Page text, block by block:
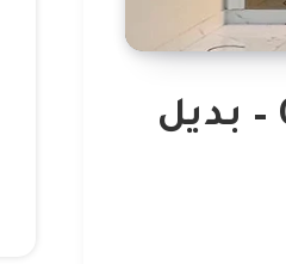
تركيب بديل الرخام جدة ت: 0537697025 – بديل